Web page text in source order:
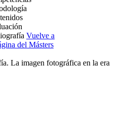
Vuelve a
del Másters
La imagen fotográfica en la era